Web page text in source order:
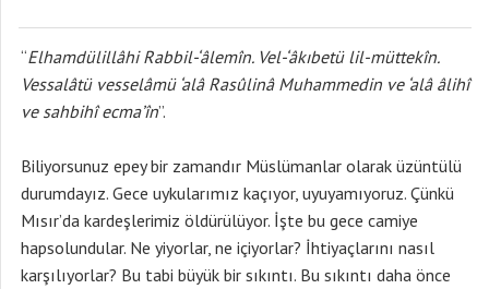
“Elhamdülillâhi Rabbil-‘âlemîn. Vel-‘âkıbetü lil-müttekîn.
Vessalâtü vesselâmü ‘alâ Rasûlinâ Muhammedin ve ‘alâ âlihî
ve sahbihî ecma’în”.
Biliyorsunuz epey bir zamandır Müslümanlar olarak üzüntülü
durumdayız. Gece uykularımız kaçıyor, uyuyamıyoruz. Çünkü
Mısır’da kardeşlerimiz öldürülüyor. İşte bu gece camiye
hapsolundular. Ne yiyorlar, ne içiyorlar? İhtiyaçlarını nasıl
karşılıyorlar? Bu tabi büyük bir sıkıntı. Bu sıkıntı daha önce